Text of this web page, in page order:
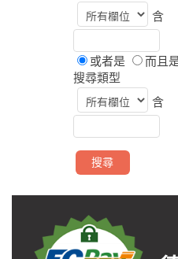
含
或者是
而且
搜尋類型
含